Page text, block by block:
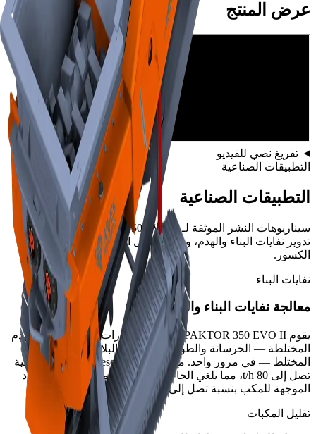
عرض المنتج
تفريغ نصي للفيديو
التطبيقات الصناعية
التطبيقات الصناعية
سيناريوهات النشر الموثقة لـ IMPAKTOR 350 EVO II في إعادة
تدوير نفايات البناء والهدم، وبرامج تقليل المكبات، وتحسين حجم
الكسور.
نفايات البناء
معالجة نفايات البناء والهدم
يقوم IMPAKTOR 350 EVO II بمعالجة تيارات نفايات البناء والهدم
المختلطة — الخرسانة والطوب والخشب والبلاستيك والحطام
المختلط — في مرور واحد. مع محرك 175 kW diesel، يوفر إنتاجية
تصل إلى 80 t/h، مما يلغي الحاجة إلى الفرز المسبق ويقلل المواد
الموجهة للمكب بنسبة تصل إلى 85%.
تقليل المكبات